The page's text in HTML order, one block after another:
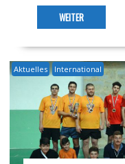
WEITER
Aktuelles International